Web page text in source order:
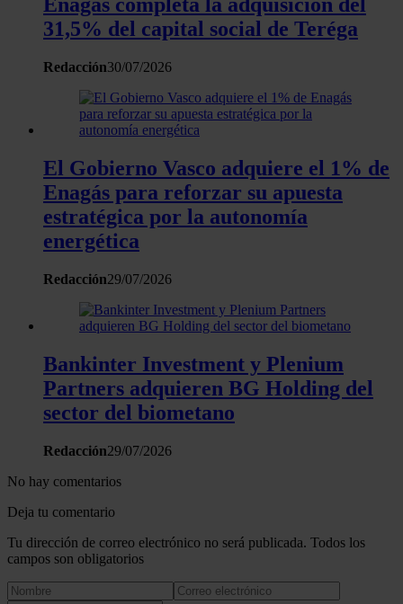
Las cookies de este sitio web se usan para personalizar el
contenido y los anuncios, ofrecer funciones de redes
analizar el tráfico. Además, compartimos información sobre
uso que haga del sitio web con nuestros partners de redes
sociales, publicidad y análisis web, quienes pueden
recopilado a partir del uso que haya hecho de sus servicios.
Enagás completa la adquisición del
31,5% del capital social de Teréga
Redacción30/07/2026
El Gobierno Vasco adquiere el 1% de
Enagás para reforzar su apuesta
estratégica por la autonomía
energética
Redacción29/07/2026
Bankinter Investment y Plenium
Partners adquieren BG Holding del
sector del biometano
Redacción29/07/2026
No hay comentarios
Deja tu comentario
Tu dirección de correo electrónico no será publicada. Todos los
campos son obligatorios